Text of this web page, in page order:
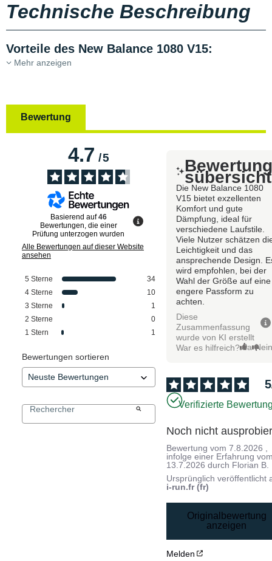
Technische Beschreibung
Vorteile des New Balance 1080 V15:
Mehr anzeigen
Bewertung
4.7/5
Basierend auf46
Bewertungen, die einer
Prüfung unterzogen wurden
Alle Bewertungen auf dieser Website
ansehen
5 Sterne
34
4 Sterne
10
3 Sterne
1
2 Sterne
0
1 Stern 1
Bewertungen sortieren
sübersicht
Die New Balance 1080
V15 bietet exzellenten
Komfort und gute
Dämpfung, ideal für
verschiedene Laufstile.
Viele Nutzer schätzen
Leichtigkeit und das
ansprechende Design.
wird empfohlen, bei der
Wahl der Größe auf eine
engere Passform zu
achten.
Diese
Zusammenfassung
wurde von KI erstellt
War es hilfreich? Ja
5
Verifizierte
Noch nicht
Bewertung vom7.8.2026
infolge einer Erfahrung
13.7.2026 durch Florian B.
Ursprünglich veröffentlicht
i-run.fr (fr)
Originalbewertung
anzeigen
Melden